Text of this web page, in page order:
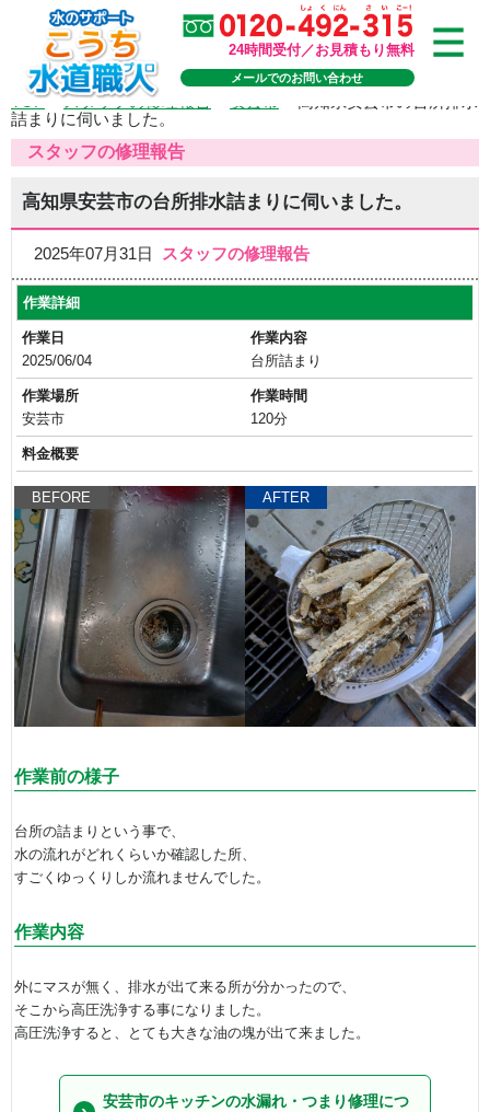
24時間受付／お見積もり無料
メールでのお問い合わせ
TOP>スタッフの修理報告
詰まりに伺いました。
スタッフの修理報告
高知県安芸市の台所排水詰まりに伺いました。
2025年07月31日 スタッフの修理報告
作業詳細
作業日
2025/06/04
作業内容
台所詰まり
作業場所
安芸市
作業時間
120分
料金概要
BEFORE AFTER
作業前の様子
台所の詰まりという事で、
水の流れがどれくらいか確認した所、
すごくゆっくりしか流れませんでした。
作業内容
外にマスが無く、排水が出て来る所が分かったので、
そこから高圧洗浄する事になりました。
高圧洗浄すると、とても大きな油の塊が出て来ました。
安芸市のキッチンの水漏れ・つまり修理につ